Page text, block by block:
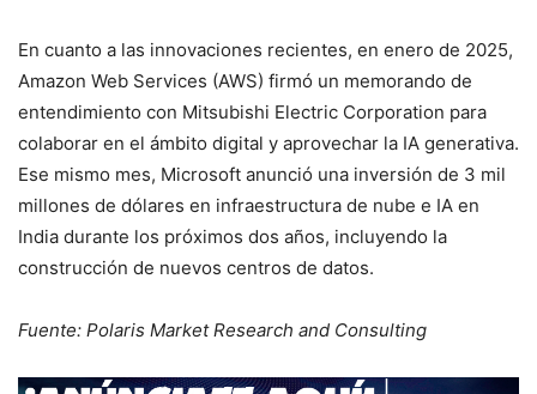
En cuanto a las innovaciones recientes, en enero de 2025,
Amazon Web Services (AWS) firmó un memorando de
entendimiento con Mitsubishi Electric Corporation para
colaborar en el ámbito digital y aprovechar la IA generativa.
Ese mismo mes, Microsoft anunció una inversión de 3 mil
millones de dólares en infraestructura de nube e IA en
India durante los próximos dos años, incluyendo la
construcción de nuevos centros de datos.
Fuente: Polaris Market Research and Consulting